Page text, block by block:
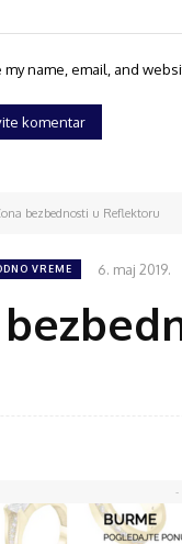
my name, email, and